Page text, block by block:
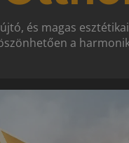
és magas
a